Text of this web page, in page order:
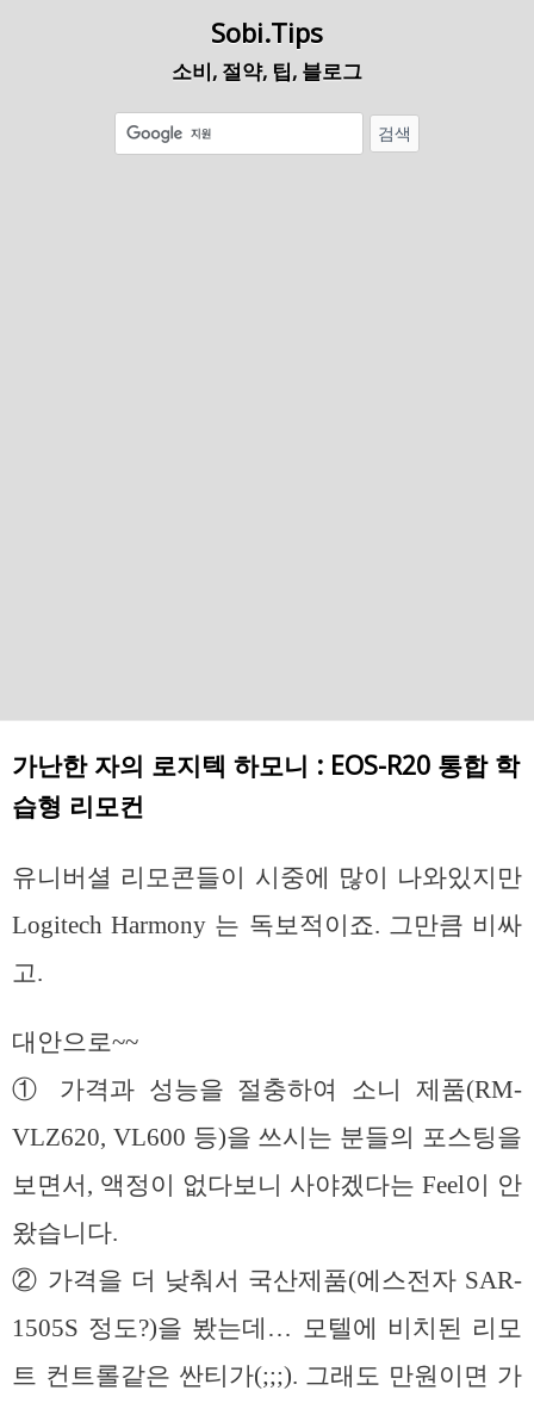
Sobi.Tips
소비, 절약, 팁, 블로그
가난한 자의 로지텍 하모니 : EOS-R20 통합 학
습형 리모컨
유니버셜 리모콘들이 시중에 많이 나와있지만
Logitech Harmony 는 독보적이죠. 그만큼 비싸
고.
대안으로~~
① 가격과 성능을 절충하여 소니 제품(RM-
VLZ620, VL600 등)을 쓰시는 분들의 포스팅을
보면서, 액정이 없다보니 사야겠다는 Feel이 안
왔습니다.
② 가격을 더 낮춰서 국산제품(에스전자 SAR-
1505S 정도?)을 봤는데… 모텔에 비치된 리모
트 컨트롤같은 싼티가(;;;). 그래도 만원이면 가